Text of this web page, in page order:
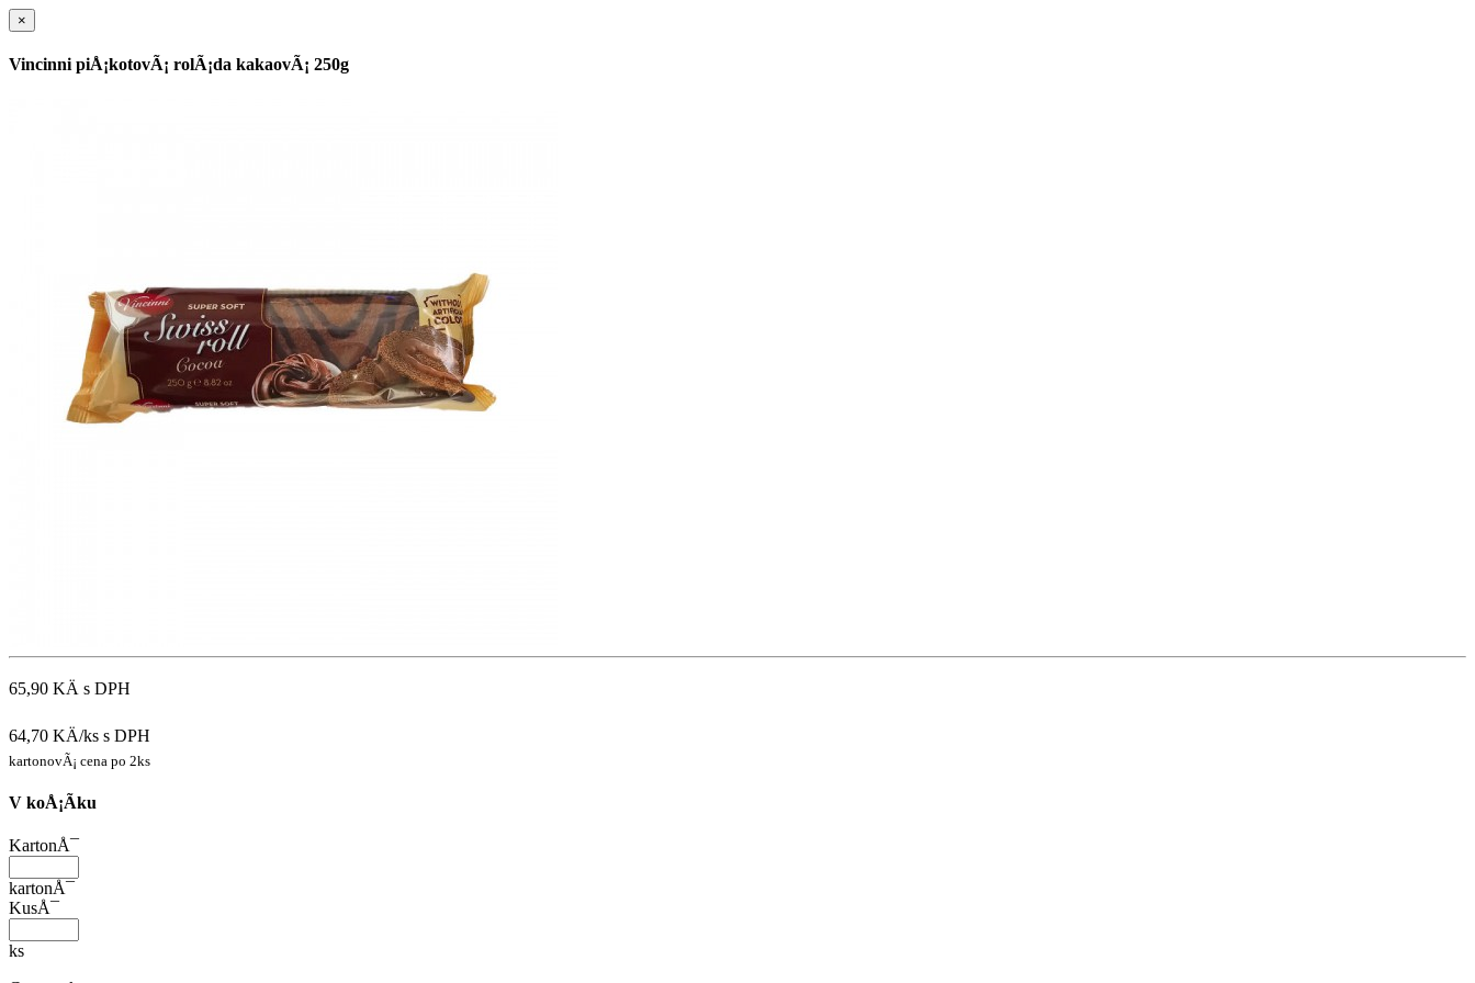
×
Vincinni piÅ¡kotovÃ¡ rolÃ¡da kakaovÃ¡ 250g
65,90 KÄ s DPH
64,70 KÄ/ks s DPH
kartonovÃ¡ cena po 2ks
V koÅ¡Ã­ku
KartonÅ¯
kartonÅ¯
KusÅ¯
ks